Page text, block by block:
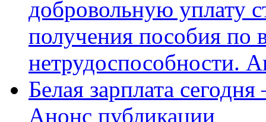
добровольную уплату
получения пособия по
нетрудоспособности.
Белая зарплата
Анонс публикации